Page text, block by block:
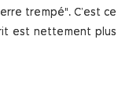
trempé". C’est ce
est nettement plus